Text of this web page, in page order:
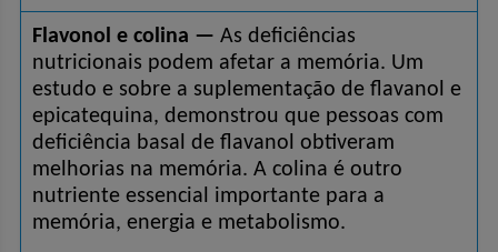
Flavonol e colina — As deficiências
nutricionais podem afetar a memória. Um
estudo e sobre a suplementação de flavanol e
epicatequina, demonstrou que pessoas com
deficiência basal de flavanol obtiveram
melhorias na memória. A colina é outro
nutriente essencial importante para a
memória, energia e metabolismo.